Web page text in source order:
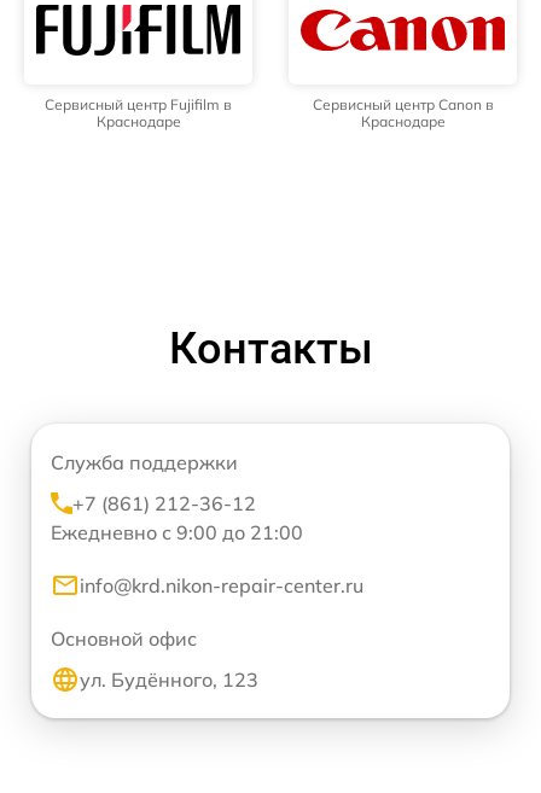
Сервисный центр Fujifilm в
Краснодаре
Сервисный центр Canon в
Краснодаре
Контакты
Служба поддержки
+7 (861) 212-36-12
Ежедневно с 9:00 до 21:00
info@krd.nikon-repair-center.ru
Основной офис
ул. Будённого, 123